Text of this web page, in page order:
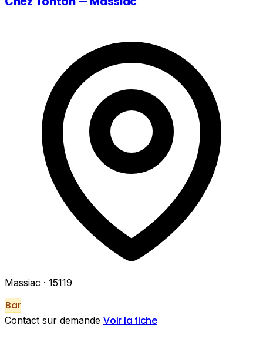
Massiac · 15119
Bar
Contact sur demande Voir la fiche